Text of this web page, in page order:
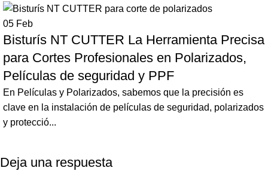
05 Feb
Bisturís NT CUTTER La Herramienta Precisa
para Cortes Profesionales en Polarizados,
Películas de seguridad y PPF
En Películas y Polarizados, sabemos que la precisión es
clave en la instalación de películas de seguridad, polarizados
y protecció...
Deja una respuesta